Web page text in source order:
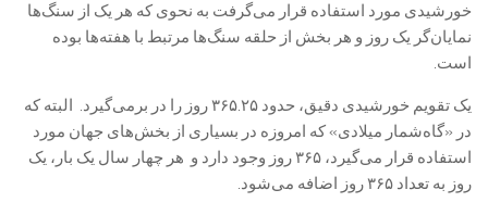
خورشیدی مورد استفاده قرار می‌گرفت به نحوی که هر یک از سنگ‌ها
نمایان‌گر یک روز و هر بخش از حلقه سنگ‌ها مرتبط با هفته‌ها بوده
است.
یک تقویم خورشیدی دقیق، حدود ۳۶۵.۲۵ روز را در برمی‌گیرد. البته که
در «گاه‌شمار میلادی» که امروزه در بسیاری از بخش‌های جهان مورد
استفاده قرار می‌گیرد، ۳۶۵ روز وجود دارد و هر چهار سال یک بار، یک
روز به تعداد ۳۶۵ روز اضافه می‌شود.